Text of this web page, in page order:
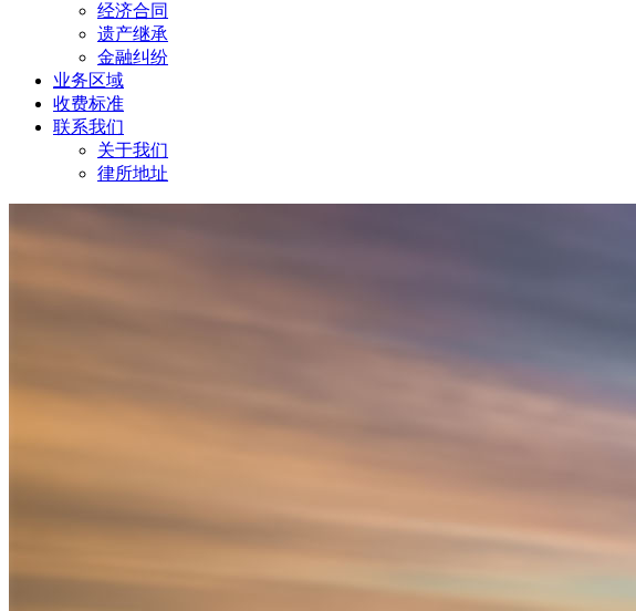
经济合同
遗产继承
金融纠纷
业务区域
收费标准
联系我们
关于我们
律所地址